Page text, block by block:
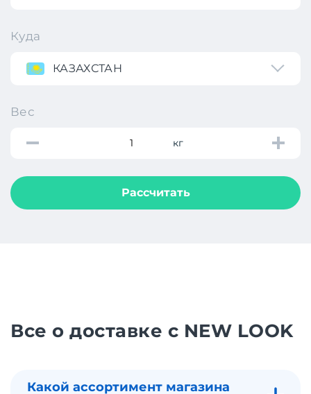
Куда
КАЗАХСТАН
Вес
кг
Рассчитать
Все о доставке с NEW LOOK
Какой ассортимент магазина